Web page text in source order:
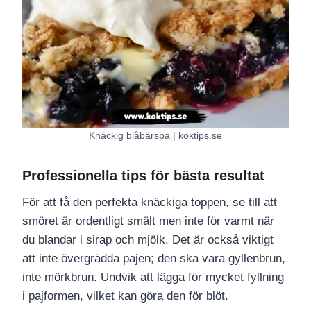
Knäckig blåbärspa | koktips.se
Professionella tips för bästa resultat
För att få den perfekta knäckiga toppen, se till att
smöret är ordentligt smält men inte för varmt när
du blandar i sirap och mjölk. Det är också viktigt
att inte övergrädda pajen; den ska vara gyllenbrun,
inte mörkbrun. Undvik att lägga för mycket fyllning
i pajformen, vilket kan göra den för blöt.